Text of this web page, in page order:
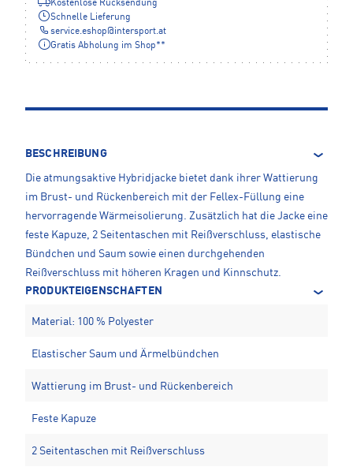
Kostenlose Rücksendung
Schnelle Lieferung
service.eshop@intersport.at
Gratis Abholung im Shop**
BESCHREIBUNG
Die atmungsaktive Hybridjacke bietet dank ihrer Wattierung
im Brust- und Rückenbereich mit der Fellex-Füllung eine
hervorragende Wärmeisolierung. Zusätzlich hat die Jacke eine
feste Kapuze, 2 Seitentaschen mit Reißverschluss, elastische
Bündchen und Saum sowie einen durchgehenden
Reißverschluss mit höheren Kragen und Kinnschutz.
PRODUKTEIGENSCHAFTEN
Material: 100 % Polyester
Elastischer Saum und Ärmelbündchen
Wattierung im Brust- und Rückenbereich
Feste Kapuze
2 Seitentaschen mit Reißverschluss